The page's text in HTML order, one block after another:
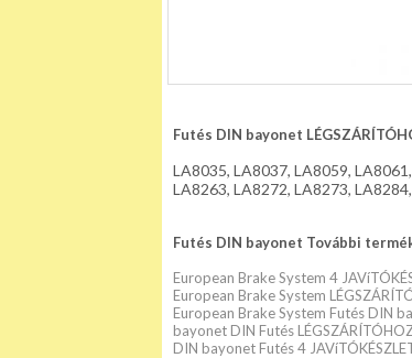
Futés DIN bayonet
LA8035, LA8037, LA8059,
LA8263, LA8272, LA8273,
Futés DIN bayonet További
European Brake System 4
European Brake System
European Brake System Futés DIN
bayonet DIN Futés
DIN bayonet Futés 4